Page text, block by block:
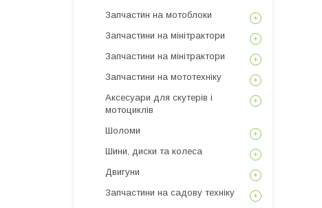
Запчастин на мотоблоки
Запчастини на мінітрактори
Запчастини на мінітрактори
Запчастини на мототехніку
Аксесуари для скутерів і
мотоциклів
Шоломи
Шини, диски та колеса
Двигуни
Запчастини на садову техніку